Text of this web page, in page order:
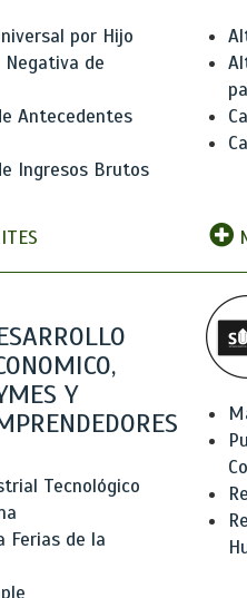
por Hijo
de
Antecedentes
Ingresos Brutos
Y
Tecnológico
Ferias de la